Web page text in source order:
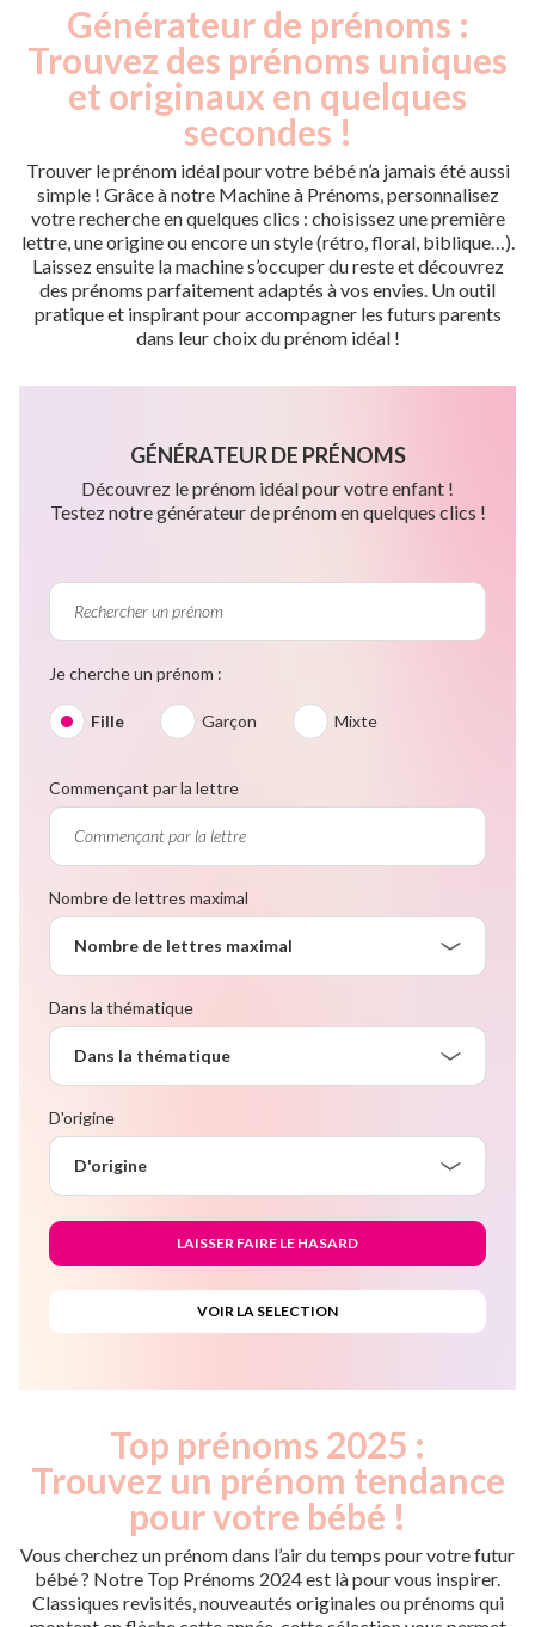
Générateur de prénoms :
Trouvez des prénoms uniques
et originaux en quelques
secondes !
Trouver le prénom idéal pour votre bébé n’a jamais été aussi
simple ! Grâce à notre Machine à Prénoms, personnalisez
votre recherche en quelques clics : choisissez une première
lettre, une origine ou encore un style (rétro, floral, biblique…).
Laissez ensuite la machine s’occuper du reste et découvrez
des prénoms parfaitement adaptés à vos envies. Un outil
pratique et inspirant pour accompagner les futurs parents
dans leur choix du prénom idéal !
GÉNÉRATEUR DE PRÉNOMS
Découvrez le prénom idéal pour votre enfant !
Testez notre générateur de prénom en quelques clics !
Je cherche un prénom :
Fille Garçon Mixte
Commençant par la lettre
Nombre de lettres maximal
Nombre de lettres maximal
Dans la thématique
Dans la thématique
D'origine
D'origine
Top prénoms 2025 :
Trouvez un prénom tendance
pour votre bébé !
Vous cherchez un prénom dans l’air du temps pour votre futur
bébé ? Notre Top Prénoms 2024 est là pour vous inspirer.
Classiques revisités, nouveautés originales ou prénoms qui